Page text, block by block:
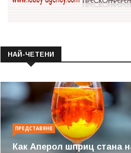
НАЙ-ЧЕТЕНИ
ПРЕДСТАВЯНЕ
Как Аперол шприц стана